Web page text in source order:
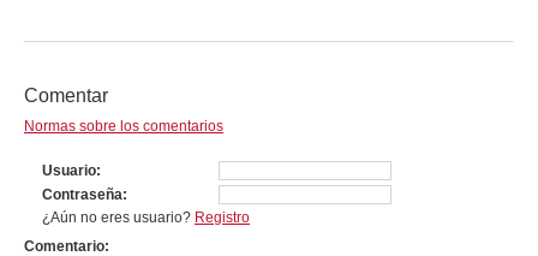
Comentar
Normas sobre los comentarios
Usuario
Contraseña
¿Aún no eres usuario? Registro
Comentario